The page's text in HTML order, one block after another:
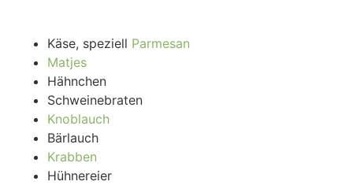
Käse, speziell Parmesan
Matjes
Hähnchen
Schweinebraten
Knoblauch
Bärlauch
Krabben
Hühnereier